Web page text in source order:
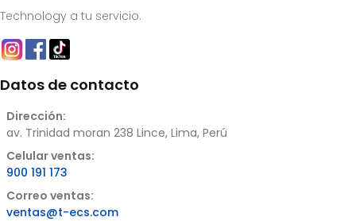
Technology a tu servicio.
Datos de contacto
Dirección:
av. Trinidad moran 238 Lince, Lima, Perú
Celular ventas:
900 191 173
Correo ventas:
ventas@t-ecs.com